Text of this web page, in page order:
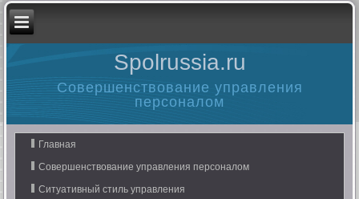
Spolrussia.ru
Совершенствование управления
персоналом
Главная
Совершенствование управления персоналом
Ситуативный стиль управления